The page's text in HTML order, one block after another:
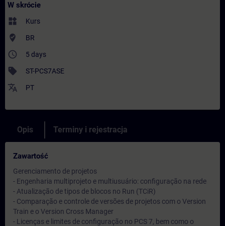
W skrócie
widgets Kurs
where_to_vote BR
access_time 5 days
sell ST-PCS7ASE
translate PT
Opis Terminy i rejestracja
Zawartość
Gerenciamento de projetos
- Engenharia multiprojeto e multiusuário: configuração na rede
- Atualização de tipos de blocos no Run (TCiR)
- Comparação e controle de versões de projetos com o Version
Train e o Version Cross Manager
- Licenças e limites de configuração no PCS 7, bem como o